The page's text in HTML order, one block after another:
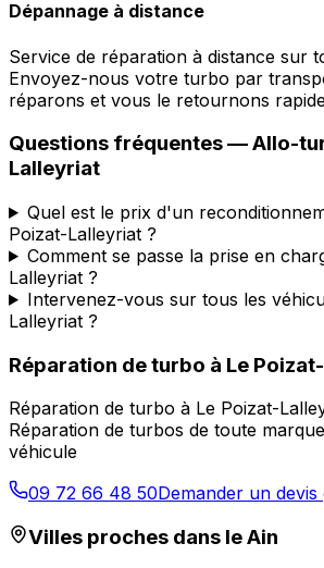
Dépannage à distance
Service de réparation à distance sur
Envoyez-nous votre turbo par
réparons et vous le retournons
Questions fréquentes —Allo-
Lalleyriat
Quel est le prix d'un
Poizat-Lalleyriat ?
Comment se passe la prise en
Lalleyriat ?
Intervenez-vous sur tous les
Lalleyriat ?
Réparation de turbo à Le
Réparation de turbo à Le Poizat-
Réparation de turbos de toute
véhicule
09 72 66 48 50Demander un devis
Villes proches dans leAin